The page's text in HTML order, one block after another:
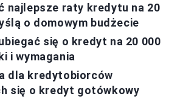
najlepsze raty kredytu na 20
o domowym budżecie
się o kredyt na 20 000
i wymagania
dla kredytobiorców
się o kredyt gotówkowy